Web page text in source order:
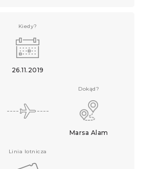
Kiedy?
26.11.2019
Dokąd?
Marsa Alam
Linia lotnicza